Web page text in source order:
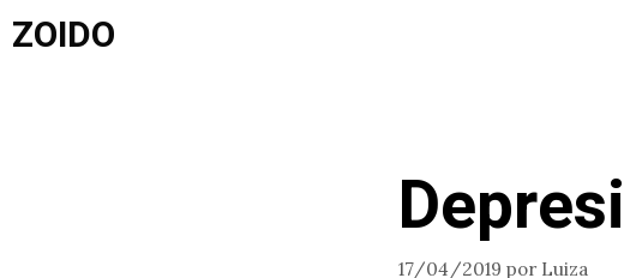
Saltar
alZOIDO
17/04/2019 por Luiza